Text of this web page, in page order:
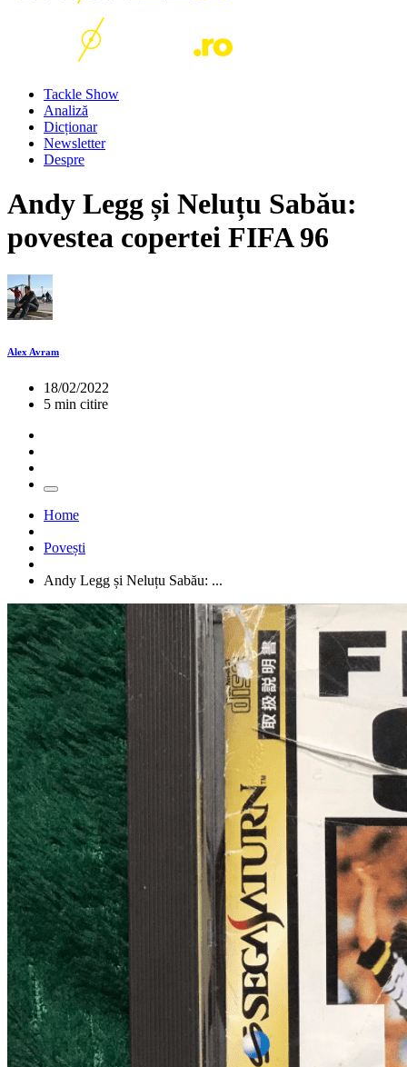
Tackle Show
Analiză
Dicționar
Newsletter
Despre
Andy Legg și Neluțu Sabău:
povestea copertei FIFA 96
Alex Avram
18/02/2022
5 min citire
Home
Povești
Andy Legg și Neluțu Sabău: ...